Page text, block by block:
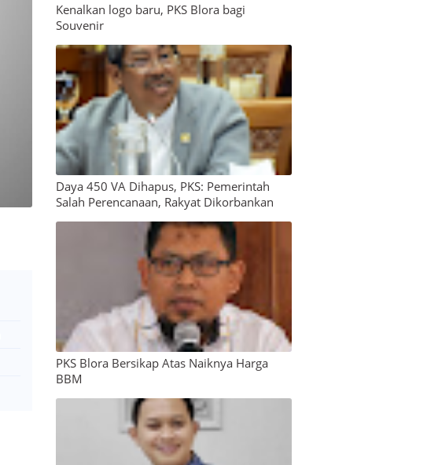
Kenalkan logo baru, PKS Blora bagi
Souvenir
Daya 450 VA Dihapus, PKS: Pemerintah
Salah Perencanaan, Rakyat Dikorbankan
PKS Blora Bersikap Atas Naiknya Harga
BBM